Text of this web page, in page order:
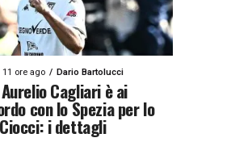
11 ore ago Dario Bartolucci
Aurelio Cagliari è ai
con lo Spezia per lo
i dettagli